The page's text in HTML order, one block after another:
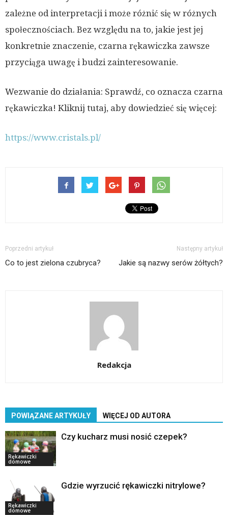
zależne od interpretacji i może różnić się w różnych
społecznościach. Bez względu na to, jakie jest jej
konkretnie znaczenie, czarna rękawiczka zawsze
przyciąga uwagę i budzi zainteresowanie.
Wezwanie do działania: Sprawdź, co oznacza czarna
rękawiczka! Kliknij tutaj, aby dowiedzieć się więcej:
https://www.cristals.pl/
Poprzedni artykuł
Co to jest zielona czubryca?
Następny artykuł
Jakie są nazwy serów żółtych?
Redakcja
POWIĄZANE ARTYKUŁY WIĘCEJ OD AUTORA
Rękawiczki
domowe
Czy kucharz musi nosić czepek?
Rękawiczki
domowe
Gdzie wyrzucić rękawiczki nitrylowe?